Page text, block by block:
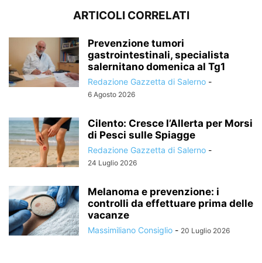
ARTICOLI CORRELATI
Prevenzione tumori
gastrointestinali, specialista
salernitano domenica al Tg1
Redazione Gazzetta di Salerno -
6 Agosto 2026
Cilento: Cresce l’Allerta per Morsi
di Pesci sulle Spiagge
Redazione Gazzetta di Salerno -
24 Luglio 2026
Melanoma e prevenzione: i
controlli da effettuare prima delle
vacanze
Massimiliano Consiglio - 20 Luglio 2026